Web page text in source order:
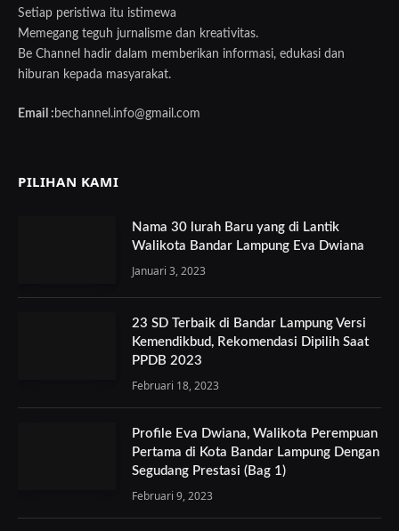
Setiap peristiwa itu istimewa
Memegang teguh jurnalisme dan kreativitas.
Be Channel hadir dalam memberikan informasi, edukasi dan
hiburan kepada masyarakat.
Email : bechannel.info@gmail.com
PILIHAN KAMI
Nama 30 lurah Baru yang di Lantik
Walikota Bandar Lampung Eva Dwiana
Januari 3, 2023
23 SD Terbaik di Bandar Lampung Versi
Kemendikbud, Rekomendasi Dipilih Saat
PPDB 2023
Februari 18, 2023
Profile Eva Dwiana, Walikota Perempuan
Pertama di Kota Bandar Lampung Dengan
Segudang Prestasi (Bag 1)
Februari 9, 2023